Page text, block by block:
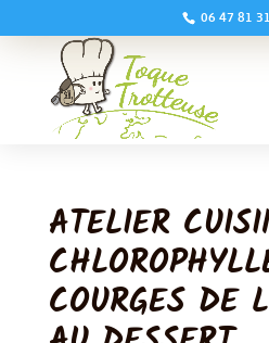
06 47 81
ATELIER
COURGES DE